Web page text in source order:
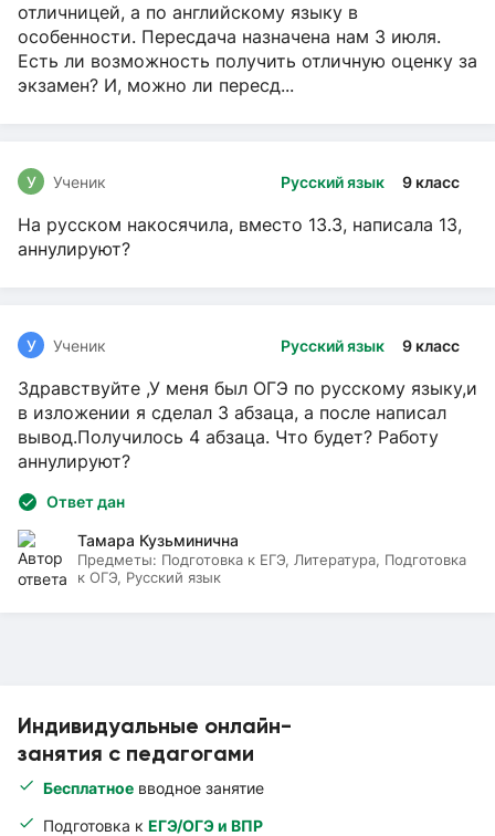
Индивидуальные онлайн-
занятия с педагогами
Бесплатное вводное занятие
Подготовка к ЕГЭ/ОГЭ и ВПР
отличницей, а по английскому языку в
особенности. Пересдача назначена нам 3 июля.
Есть ли возможность получить отличную оценку за
экзамен? И, можно ли пересд...
Русский язык 9 класс
У Ученик
На русском накосячила, вместо 13.3, написала 13,
аннулируют?
Русский язык 9 класс
У Ученик
Здравствуйте ,У меня был ОГЭ по русскому языку,и
в изложении я сделал 3 абзаца, а после написал
вывод.Получилось 4 абзаца. Что будет? Работу
аннулируют?
Ответ дан
Тамара Кузьминична
Предметы: Подготовка к ЕГЭ, Литература, Подготовка
к ОГЭ, Русский язык